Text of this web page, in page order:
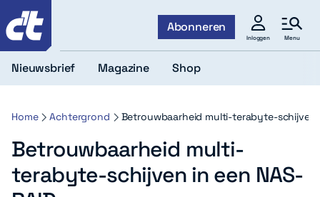
Abonneren
Inloggen Menu
Nieuwsbrief Magazine Shop
Home Achtergrond Betrouwbaarheid multi-terabyte-schijven
Betrouwbaarheid multi-
terabyte-schijven in een NAS-